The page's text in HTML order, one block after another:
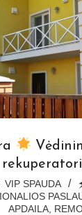
VIP SPAUDA
APDAILA,